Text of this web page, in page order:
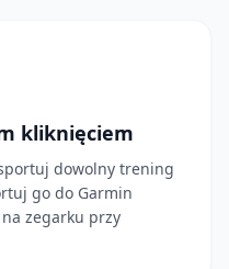
kliknięciem
dowolny trening
go do Garmin
zegarku przy